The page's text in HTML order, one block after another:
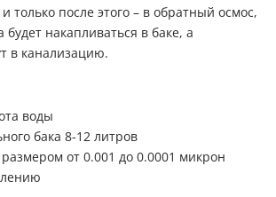
только после этого – в обратный осмос,
будет накапливаться в баке, а
в канализацию.
воды
бака 8-12 литров
от 0.001 до 0.0001 микрон